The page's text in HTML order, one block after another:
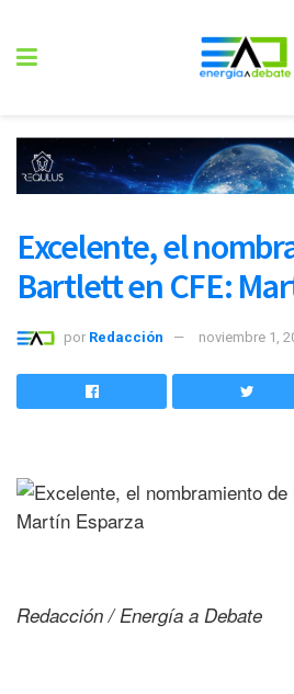
Excelente, el
Bartlett en CFE:
por Redacción noviembre 1,
Redacción / Energía a Debate